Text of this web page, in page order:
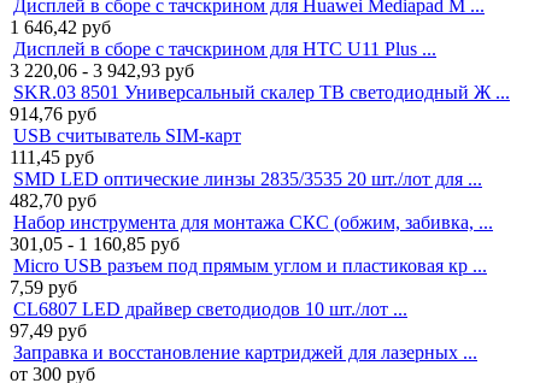
Дисплей в сборе с тачскрином для Huawei Mediapad M ...
1 646,42 руб
Дисплей в сборе с тачскрином для HTC U11 Plus ...
3 220,06 - 3 942,93 руб
SKR.03 8501 Универсальный скалер ТВ светодиодный Ж ...
914,76 руб
USB считыватель SIM-карт
111,45 руб
SMD LED оптические линзы 2835/3535 20 шт./лот для ...
482,70 руб
Набор инструмента для монтажа СКС (обжим, забивка, ...
301,05 - 1 160,85 руб
Micro USB разъем под прямым углом и пластиковая кр ...
7,59 руб
CL6807 LED драйвер светодиодов 10 шт./лот ...
97,49 руб
Заправка и восстановление картриджей для лазерных ...
от 300 руб